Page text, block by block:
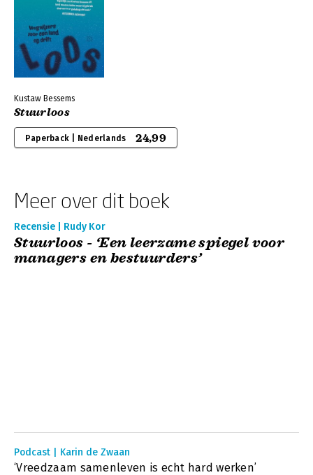
Kustaw Bessems
Stuurloos
Paperback | Nederlands 24,99
Meer over dit boek
Recensie | Rudy Kor
Stuurloos - ‘Een leerzame spiegel voor
managers en bestuurders’
Podcast | Karin de Zwaan
‘Vreedzaam samenleven is echt hard werken’